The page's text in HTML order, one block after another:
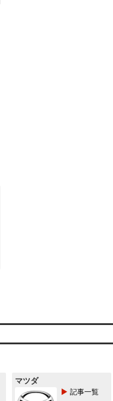
マツダ
記事一覧